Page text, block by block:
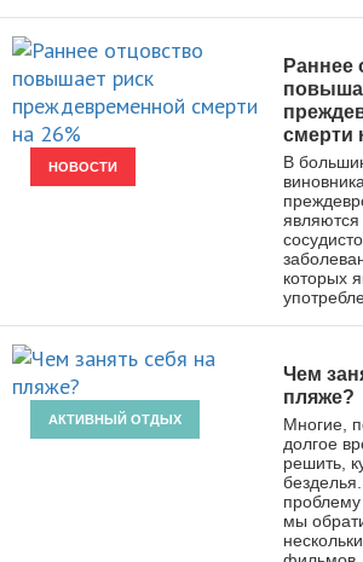
НОВОСТИ
Раннее
смерти
В
являются
которых
АКТИВНЫЙ ОТДЫХ
Чем
пляже?
Многие,
долгое
решить,
проблему
мы